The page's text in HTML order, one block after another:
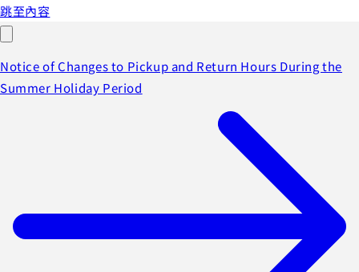
跳至內容
Notice of Changes to Pickup and Return Hours During the
Summer Holiday Period